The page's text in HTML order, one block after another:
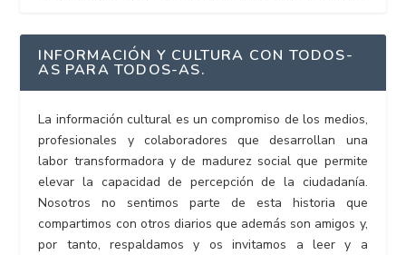
INFORMACIÓN Y CULTURA CON TODOS-
AS PARA TODOS-AS.
La información cultural es un compromiso de los medios,
profesionales y colaboradores que desarrollan una
labor transformadora y de madurez social que permite
elevar la capacidad de percepción de la ciudadanía.
Nosotros no sentimos parte de esta historia que
compartimos con otros diarios que además son amigos y,
por tanto, respaldamos y os invitamos a leer y a